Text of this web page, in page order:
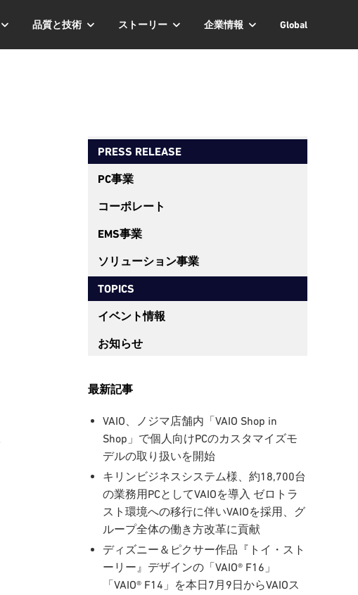
品質と技術 ストーリー 企業情報 Global
PRESS RELEASE
PC事業
コーポレート
EMS事業
ソリューション事業
TOPICS
イベント情報
お知らせ
最新記事
VAIO、ノジマ店舗内「VAIO Shop in
Shop」で個人向けPCのカスタマイズモ
デルの取り扱いを開始
キリンビジネスシステム様、約18,700台
の業務用PCとしてVAIOを導入 ゼロトラ
スト環境への移行に伴いVAIOを採用、グ
ループ全体の働き方改革に貢献
ディズニー＆ピクサー作品『トイ・スト
ーリー』デザインの「VAIO® F16」
「VAIO® F14」を本日7月9日からVAIOス